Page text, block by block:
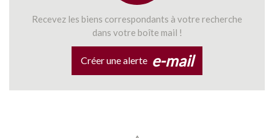
Recevez les biens correspondants à votre recherche
dans votre boîte mail !
Créer une alerte e-mail